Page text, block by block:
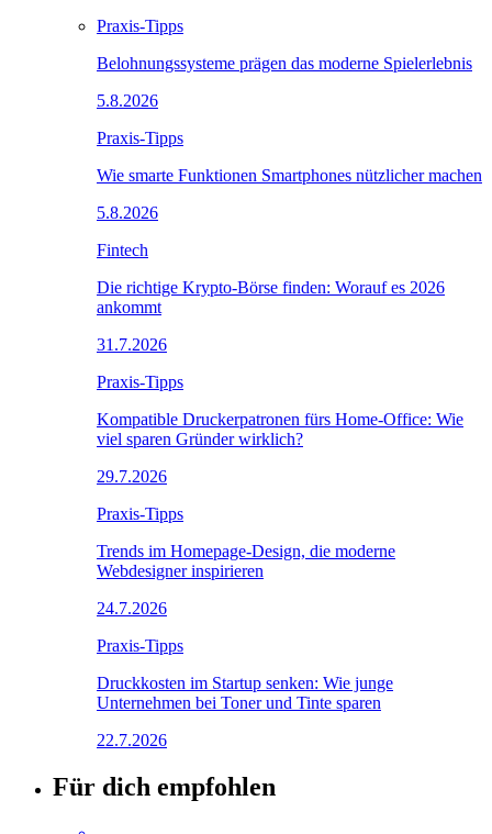
Praxis-Tipps
Belohnungssysteme prägen das moderne Spielerlebnis
5.8.2026
Praxis-Tipps
Wie smarte Funktionen Smartphones nützlicher machen
5.8.2026
Fintech
Die richtige Krypto-Börse finden: Worauf es 2026
ankommt
31.7.2026
Praxis-Tipps
Kompatible Druckerpatronen fürs Home-Office: Wie
viel sparen Gründer wirklich?
29.7.2026
Praxis-Tipps
Trends im Homepage-Design, die moderne
Webdesigner inspirieren
24.7.2026
Praxis-Tipps
Druckkosten im Startup senken: Wie junge
Unternehmen bei Toner und Tinte sparen
22.7.2026
Für dich empfohlen